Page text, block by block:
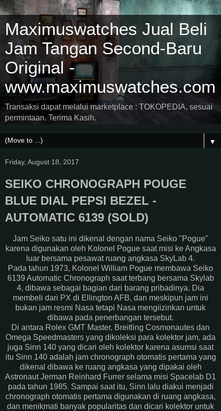
Maximuswatches Jual Beli
Jam Tangan Second-Baru
Original -
www.maximuswatches.com
Transaksi dapat melalui marketplace : TOKOPEDIA, sesuai
permintaan. Terima Kasih.
▼
Friday, August 18, 2017
SEIKO CHRONOGRAPH POUGE
BLUE DIAL PEPSI BEZEL -
AUTOMATIC 6139 (SOLD)
Jam Seiko satu ini dikenal dengan nama Seiko "Pogue"
karena digunakan oleh Kolonel Pogue saat misi ke Angkasa
luar bersama pesawat ruang angkasa SkyLab 4.
Pada tahun 1973, Kolonel William Pogue membawa Seiko
6139 Automatic Chronograph saat terbang bersama Skylab
4, dibawa sebagai bagian dari barang pribadinya. Dia
membeli dari PX di Ellington AFB, dan meskipun jam ini
bukan jam resmi Nasa tetapi Nasa mengiizinkan untuk
dibawa pada penerbangan tersebut.
Di antara Rolex GMT Master, Breitling Cosmonautes dan
Omega Speedmasters yang dikoleksi para kolektor jam, ada
juga Sinn 140 yang dicari oleh kolektor karena asumsi saat
itu Sinn 140 adalah jam chronograph otomatis pertama yang
dikenal dibawa ke ruang angkasa yang dipakai oleh
Astronaut Jerman Reinhard Furrer selama misi Spacelab D1
pada tahun 1985. Sampai saat itu, Sinn lalu diakui menjadi
chronograph otomatis pertama digunakan di ruang angkasa,
dan menikmati banyak popularitas dan dicari kolektor untuk